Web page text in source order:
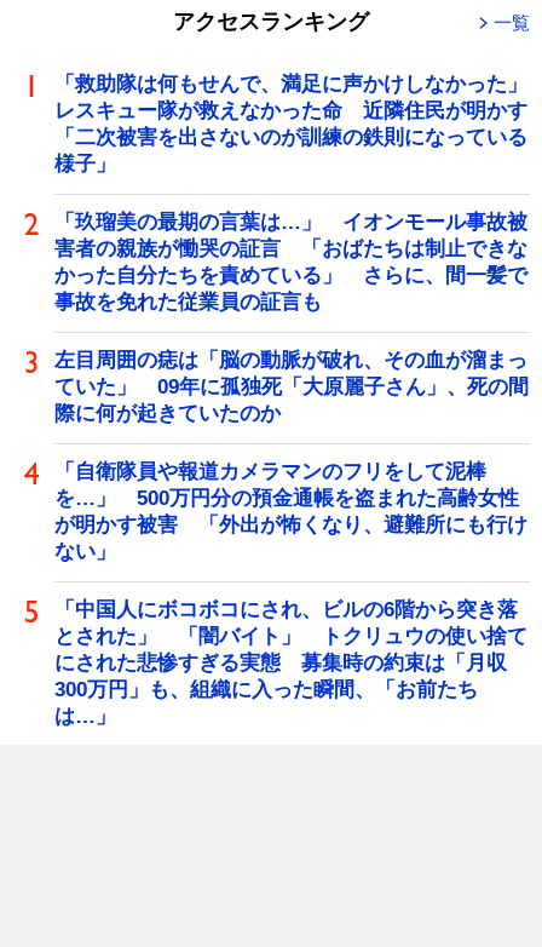
アクセスランキング 一覧
「救助隊は何もせんで、満足に声かけしなかった」
レスキュー隊が救えなかった命 近隣住民が明かす
「二次被害を出さないのが訓練の鉄則になっている
様子」
「玖瑠美の最期の言葉は…」 イオンモール事故被
害者の親族が慟哭の証言 「おばたちは制止できな
かった自分たちを責めている」 さらに、間一髪で
事故を免れた従業員の証言も
左目周囲の痣は「脳の動脈が破れ、その血が溜まっ
ていた」 09年に孤独死「大原麗子さん」、死の間
際に何が起きていたのか
「自衛隊員や報道カメラマンのフリをして泥棒
を…」 500万円分の預金通帳を盗まれた高齢女性
が明かす被害 「外出が怖くなり、避難所にも行け
ない」
「中国人にボコボコにされ、ビルの6階から突き落
とされた」 「闇バイト」 トクリュウの使い捨て
にされた悲惨すぎる実態 募集時の約束は「月収
300万円」も、組織に入った瞬間、「お前たち
は…」